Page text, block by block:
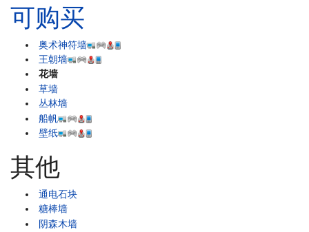
可购买
奥术神符墙
王朝墙
花墙
草墙
丛林墙
船帆
壁纸
其他
通电石块
糖棒墙
阴森木墙